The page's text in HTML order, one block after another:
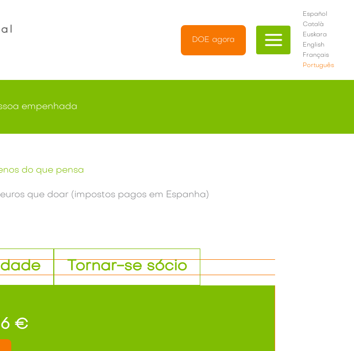
DOE agora
Español
Català
Euskara
English
Français
Português
empenhada
do que pensa
que doar (impostos pagos em Espanha)
Tornar-se sócio
€